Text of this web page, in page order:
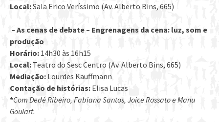
Local:Sala Erico Veríssimo (Av. Alberto Bins, 665)
– As cenas de debate – Engrenagens da cena: luz, som e
produção
Horário: 14h30 às 16h15
Local: Teatro do Sesc Centro (Av. Alberto Bins, 665)
Mediação: Lourdes Kauffmann
Contação de histórias: Elisa Lucas
*Com Dedé Ribeiro, Fabiana Santos, Joice Rossato e Manu
Goulart.